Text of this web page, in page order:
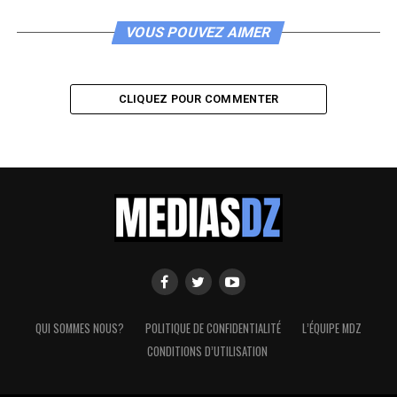
VOUS POUVEZ AIMER
CLIQUEZ POUR COMMENTER
QUI SOMMES NOUS? POLITIQUE DE CONFIDENTIALITÉ
L’ÉQUIPE MDZ
CONDITIONS D’UTILISATION